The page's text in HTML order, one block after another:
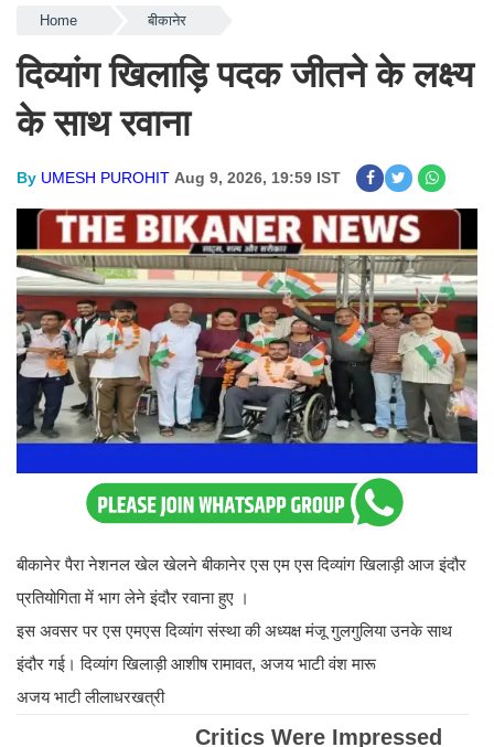
Home बीकानेर
दिव्यांग खिलाड़ि पदक जीतने के लक्ष्य
के साथ रवाना
By UMESH PUROHIT Aug 9, 2026, 19:59 IST
बीकानेर पैरा नेशनल खेल खेलने बीकानेर एस एम एस दिव्यांग खिलाड़ी आज इंदौर
प्रतियोगिता में भाग लेने इंदौर रवाना हुए ।
इस अवसर पर एस एमएस दिव्यांग संस्था की अध्यक्ष मंजू गुलगुलिया उनके साथ
इंदौर गई। दिव्यांग खिलाड़ी आशीष रामावत, अजय भाटी वंश मारू
अजय भाटी लीलाधरखत्री